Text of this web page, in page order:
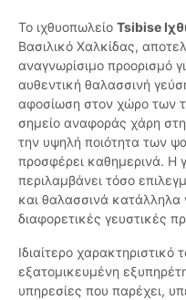
Το ιχθυοπωλείο Tsibise
Βασιλικό Χαλκίδας,
αναγνωρίσιμο προορισμό
αυθεντική θαλασσινή
αφοσίωση στον χώρο των
σημείο αναφοράς χάρη
την υψηλή ποιότητα των
προσφέρει καθημερινά. Η
περιλαμβάνει τόσο
και θαλασσινά κατάλληλα
διαφορετικές γευστικές
Ιδιαίτερο χαρακτηριστικό
εξατομικευμένη
υπηρεσίες που παρέχει,